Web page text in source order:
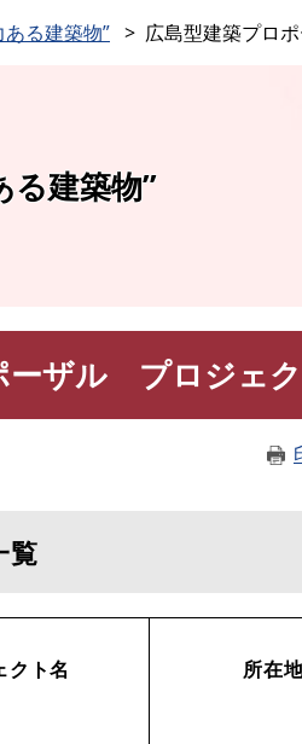
る建築物” 広島型建築プロ
る建築物”
ーザル プロジェ
覧
クト名 所在